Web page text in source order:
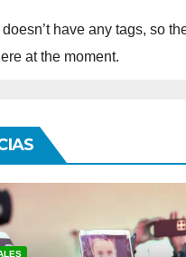
have any tags, so
at the moment.
GENERAL